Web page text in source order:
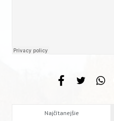
Najčítanejšie